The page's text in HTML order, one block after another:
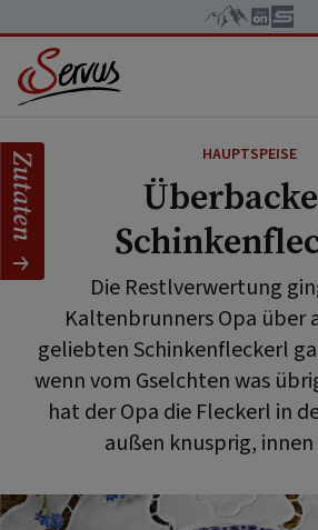
HAUPTSPEISE
Die Restlverwertung
Kaltenbrunners Opa über
geliebten Schinkenfleckerl
wenn vom Gselchten was
hat der Opa die Fleckerl in
außen knusprig,
Zutaten